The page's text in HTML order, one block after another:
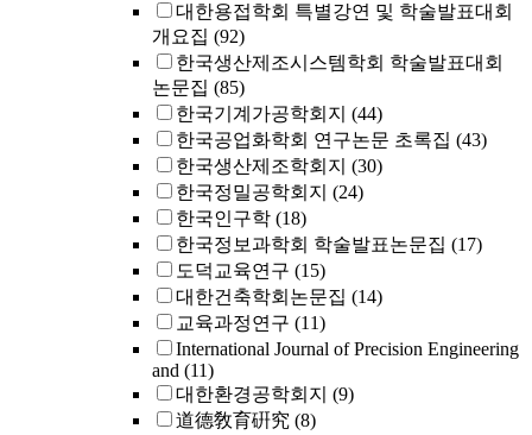
대한용접학회 특별강연 및 학술발표대회
개요집 (92)
한국생산제조시스템학회 학술발표대회
논문집 (85)
한국기계가공학회지 (44)
한국공업화학회 연구논문 초록집 (43)
한국생산제조학회지 (30)
한국정밀공학회지 (24)
한국인구학 (18)
한국정보과학회 학술발표논문집 (17)
도덕교육연구 (15)
대한건축학회논문집 (14)
교육과정연구 (11)
International Journal of Precision Engineering
and (11)
대한환경공학회지 (9)
道德敎育硏究 (8)